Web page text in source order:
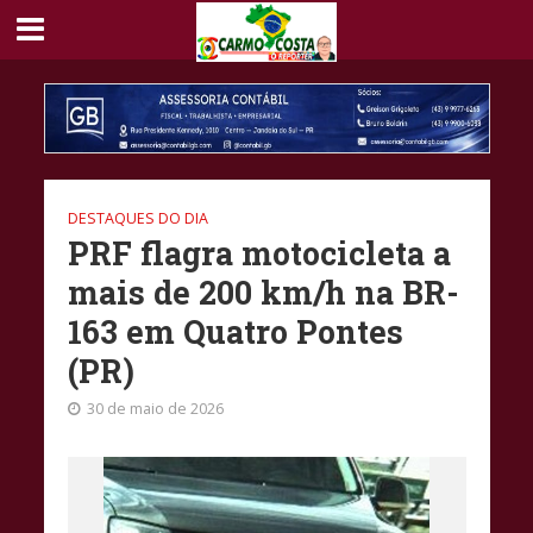
DESTAQUES DO DIA
PRF flagra motocicleta a
mais de 200 km/h na BR-
163 em Quatro Pontes
(PR)
30 de maio de 2026